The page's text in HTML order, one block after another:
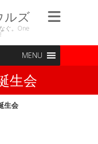
ルズ
ぐ。One
MENU
生会
生会